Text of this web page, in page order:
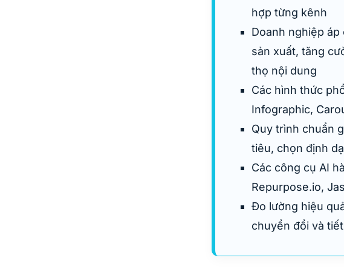
hợp từng kênh
Doanh nghiệp
sản xuất, tăng
thọ nội dung
Các hình thức
Infographic,
Quy trình chuẩn
tiêu, chọn định
Các công cụ AI
Repurpose.io,
Đo lường hiệu
chuyển đổi và